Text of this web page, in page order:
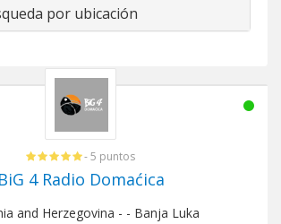
por ubicación
- 5 puntos
BiG 4 Radio Domaćica
and Herzegovina - - Banja Luka